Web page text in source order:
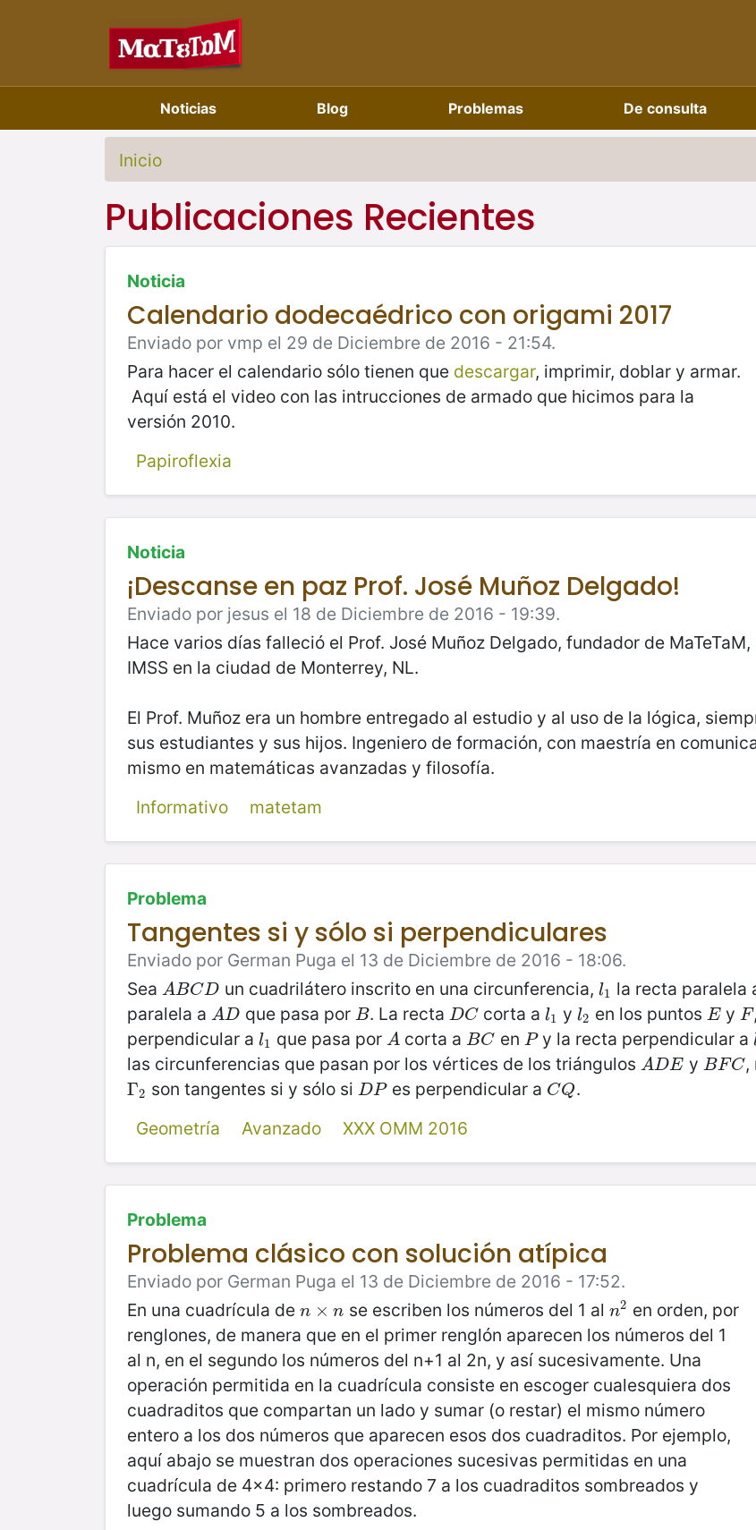
Noticias Blog Problemas De consulta
Inicio
Publicaciones Recientes
Noticia
Calendario dodecaédrico con origami 2017
Enviado por vmp el 29 de Diciembre de 2016 - 21:54.
Para hacer el calendario sólo tienen que descargar, imprimir, doblar y armar.
Aquí está el video con las intrucciones de armado que hicimos para la
versión 2010.
Papiroflexia
Noticia
¡Descanse en paz Prof. José Muñoz Delgado!
Enviado por jesus el 18 de Diciembre de 2016 - 19:39.
Hace varios días falleció el Prof. José Muñoz Delgado, fundador de
IMSS en la ciudad de Monterrey, NL.
El Prof. Muñoz era un hombre entregado al estudio y al uso de la lógica,
sus estudiantes y sus hijos. Ingeniero de formación, con maestría en
mismo en matemáticas avanzadas y filosofía.
Informativo
matetam
Problema
Tangentes si y sólo si perpendiculares
Enviado por German Puga el 13 de Diciembre de 2016 - 18:06.
Sea A BCD
ABCD un cuadrilátero inscrito en una circunferencia, l1
l1 la recta paralela
paralela a A D
AD que pasa por B
B. La recta DC
DC corta al1
l1 yl2
l2 en los puntos E
E y F
F
perpendicular a l1
l1 que pasa por A
A corta a BC
BC en P
Py la recta perpendicular a
las circunferencias que pasan por los vértices de los triángulos A DE
ADE y BFC
BFC ,
Γ2
Γ2 son tangentes si y sólo si DP
DP es perpendicular a CQ
CQ.
Geometría
Avanzado XXX OMM 2016
Problema
Problema clásico con solución atípica
Enviado por German Puga el 13 de Diciembre de 2016 - 17:52.
En una cuadrícula de n × n
n×n se escriben los números del 1 al n2
n2 en orden, por
renglones, de manera que en el primer renglón aparecen los números del 1
al n, en el segundo los números del n+1 al 2n, y así sucesivamente. Una
operación permitida en la cuadrícula consiste en escoger cualesquiera dos
cuadraditos que compartan un lado y sumar (o restar) el mismo número
entero a los dos números que aparecen esos dos cuadraditos. Por ejemplo,
aquí abajo se muestran dos operaciones sucesivas permitidas en una
cuadrícula de 4x4: primero restando 7 a los cuadraditos sombreados y
luego sumando 5 a los sombreados.